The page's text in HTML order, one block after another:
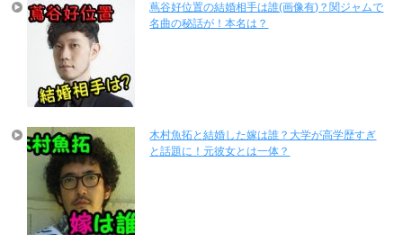
蔦谷好位置の結婚相手は誰(画像有)？関ジャムで
名曲の秘話が！本名は？
木村魚拓と結婚した嫁は誰？大学が高学歴すぎ
と話題に！元彼女とは一体？